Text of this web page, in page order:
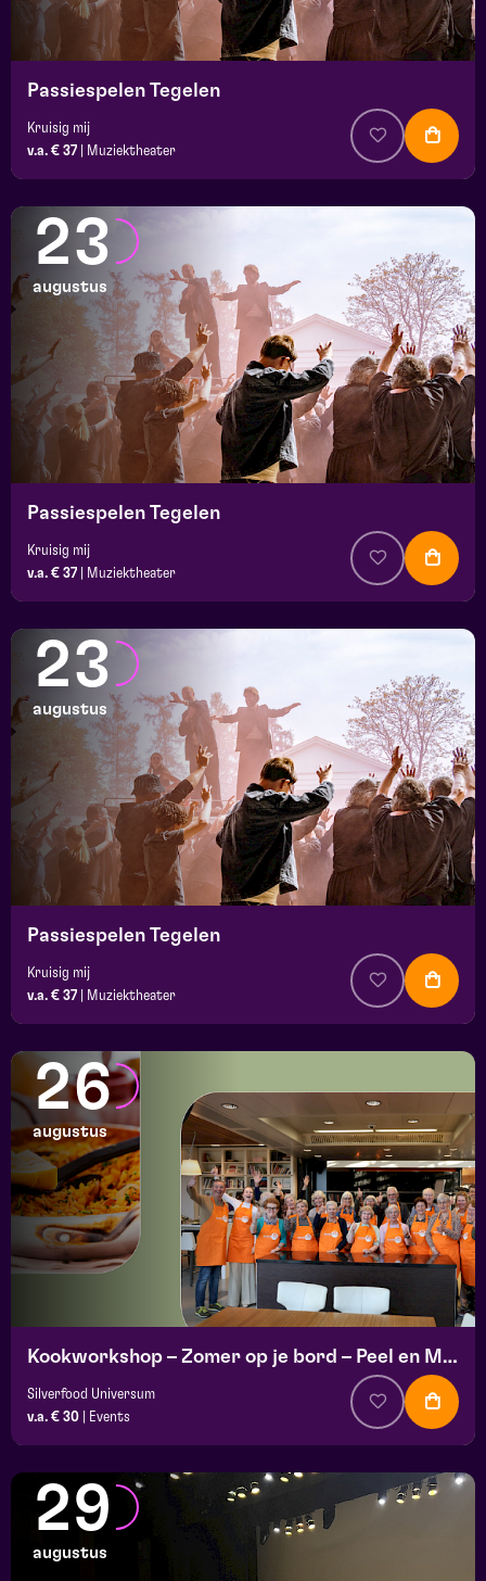
Passiespelen Tegelen
Kruisig mij
v.a. € 37
Muziektheater
23
augustus
Passiespelen Tegelen
Kruisig mij
v.a. € 37
Muziektheater
23
augustus
Passiespelen Tegelen
Kruisig mij
v.a. € 37
Muziektheater
26
augustus
Kookworkshop – Zomer op je bord – Peel en Maas
Silverfood Universum
v.a. € 30
Events
29
augustus